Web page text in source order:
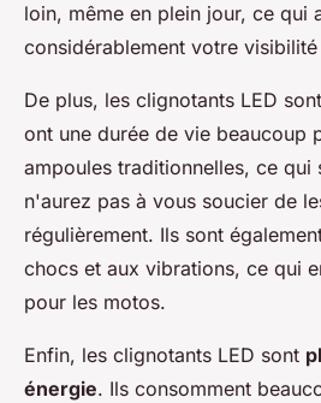
loin, même en plein jour, ce qui
considérablement votre
De plus, les clignotants LED sont
ont une durée de vie beaucoup
ampoules traditionnelles, ce qui
n'aurez pas à vous soucier de
régulièrement. Ils sont
chocs et aux vibrations, ce qui
pour les motos.
Enfin, les clignotants LED sont
énergie. Ils consomment